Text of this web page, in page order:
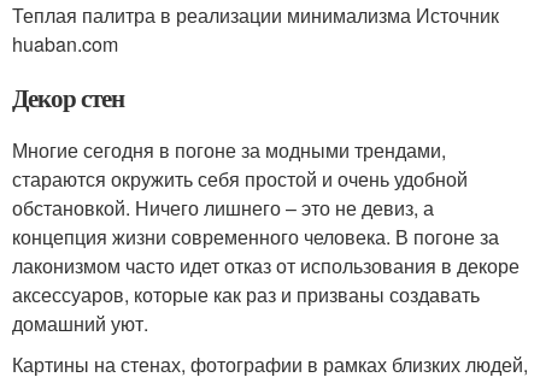
Теплая палитра в реализации минимализма Источник
huaban.com
Декор стен
Многие сегодня в погоне за модными трендами,
стараются окружить себя простой и очень удобной
обстановкой. Ничего лишнего – это не девиз, а
концепция жизни современного человека. В погоне за
лаконизмом часто идет отказ от использования в декоре
аксессуаров, которые как раз и призваны создавать
домашний уют.
Картины на стенах, фотографии в рамках близких людей,